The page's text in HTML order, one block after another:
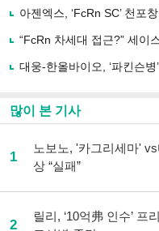
아젠엑스, ‘FcRn SC’ 천포
“FcRn 차세대 접근?” 세이
대웅-한올바이오, ‘파킨슨병
많이 본 기사
1
노보노, '카그리세마'
상 “실패”
2
릴리, ‘10억弗 인수’ 프